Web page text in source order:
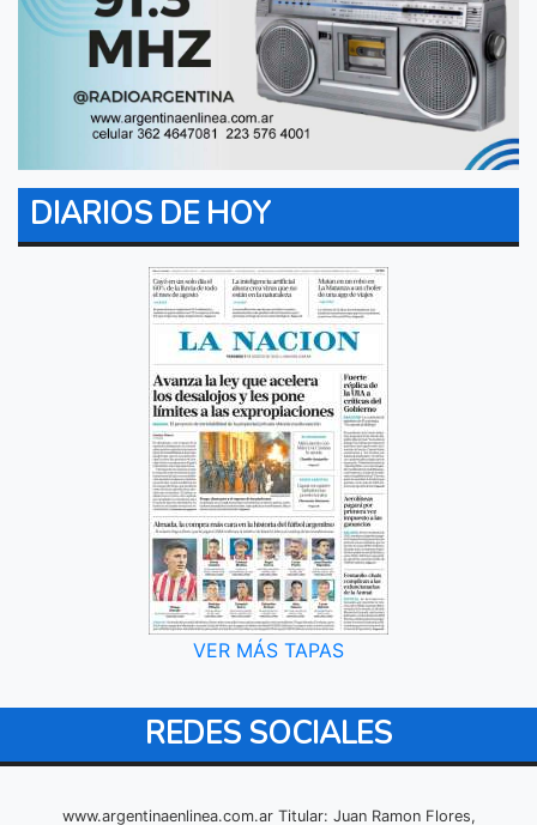
DIARIOS DE HOY
VER MÁS TAPAS
REDES SOCIALES
www.argentinaenlinea.com.ar Titular: Juan Ramon Flores,